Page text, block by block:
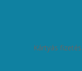
Kártyás